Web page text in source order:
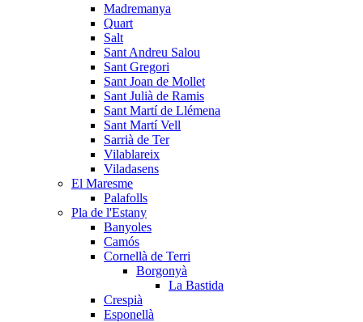
Madremanya
Quart
Salt
Sant Andreu Salou
Sant Gregori
Sant Joan de Mollet
Sant Julià de Ramis
Sant Martí de Llémena
Sant Martí Vell
Sarrià de Ter
Vilablareix
Viladasens
El Maresme
Palafolls
Pla de l'Estany
Banyoles
Camós
Cornellà de Terri
Borgonyà
La Bastida
Crespià
Esponellà